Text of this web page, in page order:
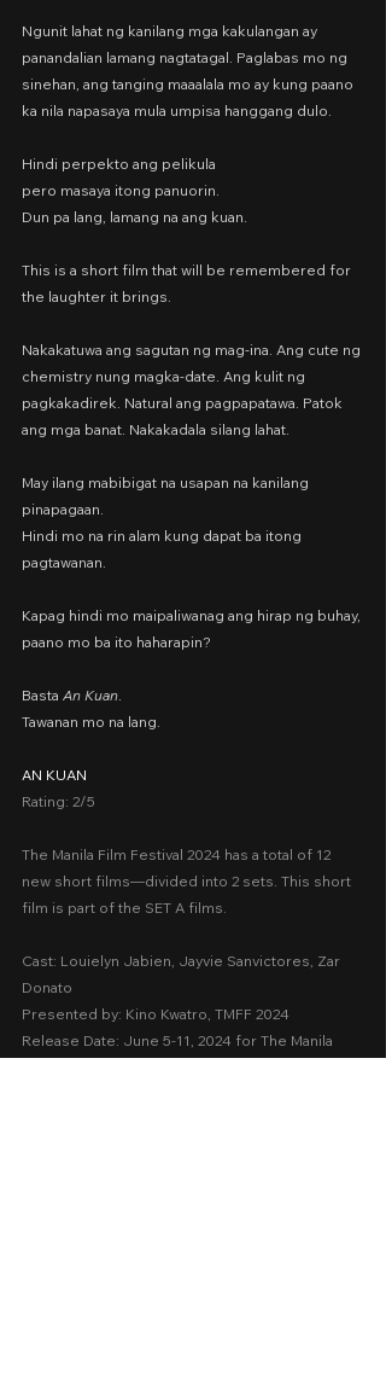
Ngunit lahat ng kanilang mga kakulangan ay
panandalian lamang nagtatagal. Paglabas mo ng
sinehan, ang tanging maaalala mo ay kung paano
ka nila napasaya mula umpisa hanggang dulo.
Hindi perpekto ang pelikula
pero masaya itong panuorin.
Dun pa lang, lamang na ang kuan.
This is a short film that will be remembered for
the laughter it brings.
Nakakatuwa ang sagutan ng mag-ina. Ang cute ng
chemistry nung magka-date. Ang kulit ng
pagkakadirek. Natural ang pagpapatawa. Patok
ang mga banat. Nakakadala silang lahat.
May ilang mabibigat na usapan na kanilang
pinapagaan.
Hindi mo na rin alam kung dapat ba itong
pagtawanan.
Kapag hindi mo maipaliwanag ang hirap ng buhay,
paano mo ba ito haharapin?
Basta An Kuan.
Tawanan mo na lang.
AN KUAN
Rating: 2/5
The Manila Film Festival 2024 has a total of 12
new short films—divided into 2 sets. This short
film is part of the SET A films.
Cast: Louielyn Jabien, Jayvie Sanvictores, Zar
Donato
Presented by: Kino Kwatro, TMFF 2024
Release Date: June 5-11, 2024 for The Manila